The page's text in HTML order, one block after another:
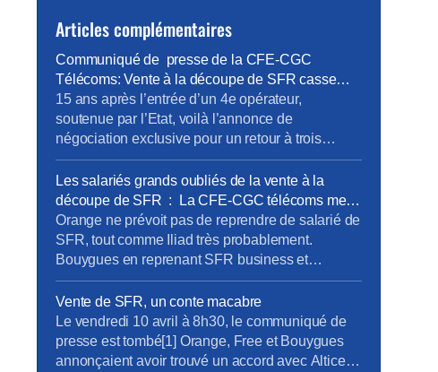
Articles complémentaires
Communiqué de presse de la CFE-CGC
Télécoms: Vente à la découpe de SFR casse
sociale annoncée faute d’une ARCEP et d’un
Etat responsables.
15 ans après l’entrée d’un 4e opérateur,
soutenue par l’Etat, voilà l’annonce de
négociation exclusive pour un retour à trois
opérateurs. Entre temps 25 000 emplois ont été
délocalisés, 700 millions ont été perdu pour notre
économie. Le communiqué de presse
Les salariés grands oubliés de la vente à la
découpe de SFR : La CFE-CGC télécoms met
en demeure les 4 opérateurs
Orange ne prévoit pas de reprendre de salarié de
SFR, tout comme Iliad très probablement.
Bouygues en reprenant SFR business et
quelques infrastructures devrait reprendre une
toute petite partie des personnels, mais à quelles
conditions ? Dans aucune des quatre sociétés
les représentants des personnels n’ont été
informés et consultés, aucune discussion n’a été
Vente de SFR, un conte macabre
Le vendredi 10 avril à 8h30, le communiqué de
presse est tombé[1] Orange, Free et Bouygues
annonçaient avoir trouvé un accord avec Altice